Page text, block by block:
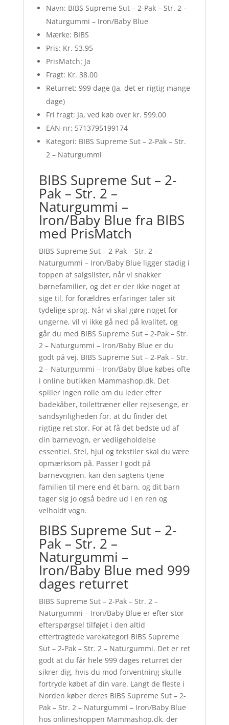
Navn: BIBS Supreme Sut – 2-Pak – Str. 2 –
Naturgummi – Iron/Baby Blue
Mærke: BIBS
Pris: Kr. 53.95
PrisMatch: Ja
Fragt: Kr. 38.00
Returret: 999 dage (Ja, det er rigtig mange
dage)
Fri fragt: Ja, ved køb over kr. 599.00
EAN-nr: 5713795199174
Kategori: BIBS Supreme Sut – 2-Pak – Str.
2 – Naturgummi
BIBS Supreme Sut – 2-
Pak – Str. 2 –
Naturgummi –
Iron/Baby Blue fra BIBS
med PrisMatch
BIBS Supreme Sut – 2-Pak – Str. 2 –
Naturgummi – Iron/Baby Blue ligger stadig i
toppen af salgslister, når vi snakker
børnefamilier, og det er der ikke noget at
sige til, for forældres erfaringer taler sit
tydelige sprog. Når vi skal gøre noget for
ungerne, vil vi ikke gå ned på kvalitet, og
går du med BIBS Supreme Sut – 2-Pak – Str.
2 – Naturgummi – Iron/Baby Blue er du
godt på vej. BIBS Supreme Sut – 2-Pak – Str.
2 – Naturgummi – Iron/Baby Blue købes ofte
i online butikken Mammashop.dk. Det
spiller ingen rolle om du leder efter
badekåber, toilettræner eller rejsesenge, er
sandsynligheden for, at du finder det
rigtige ret stor. For at få det bedste ud af
din barnevogn, er vedligeholdelse
essentiel. Stel, hjul og tekstiler skal du være
opmærksom på. Passer I godt på
barnevognen, kan den sagtens tjene
familien til mere end ét barn, og dit barn
tager sig jo også bedre ud i en ren og
velholdt vogn.
BIBS Supreme Sut – 2-
Pak – Str. 2 –
Naturgummi –
Iron/Baby Blue med 999
dages returret
BIBS Supreme Sut – 2-Pak – Str. 2 –
Naturgummi – Iron/Baby Blue er efter stor
efterspørgsel tilføjet i den altid
eftertragtede varekategori BIBS Supreme
Sut – 2-Pak – Str. 2 – Naturgummi. Det er ret
godt at du får hele 999 dages returret der
sikrer dig, hvis du mod forventning skulle
fortryde købet af din vare. Langt de fleste i
Norden køber deres BIBS Supreme Sut – 2-
Pak – Str. 2 – Naturgummi – Iron/Baby Blue
hos onlineshoppen Mammashop.dk, der